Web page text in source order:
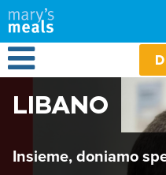
Salta
al
contenuto
principale
Open Menu
LIBANO
Insieme, doniamo